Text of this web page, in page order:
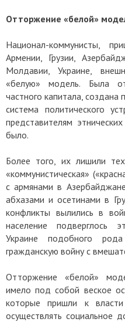
Отторжение «белой»
Национал-коммунисты,
Армении, Грузии,
Молдавии, Украине,
«белую» модель. Была
частного капитала, создана
система политического
представителям
было.
Более того, их лишили
«коммунистическая»
с армянами в
абхазами и осетинами в
конфликты вылились в
население подверглось
Украине подобного
гражданскую войну с
Отторжение «белой»
имело под собой веское
которые пришли к
осуществлять социальное